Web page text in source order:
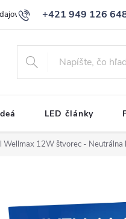
+421 949 126
Reklamačný poriadok
LED články
Wellmax 12W štvorec - Neutrálna